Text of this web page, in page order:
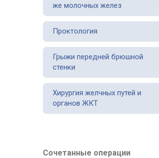
же молочных желез
Проктология
Грыжи передней брюшной
стенки
Хирургия желчных путей и
органов ЖКТ
Сочетанные операции